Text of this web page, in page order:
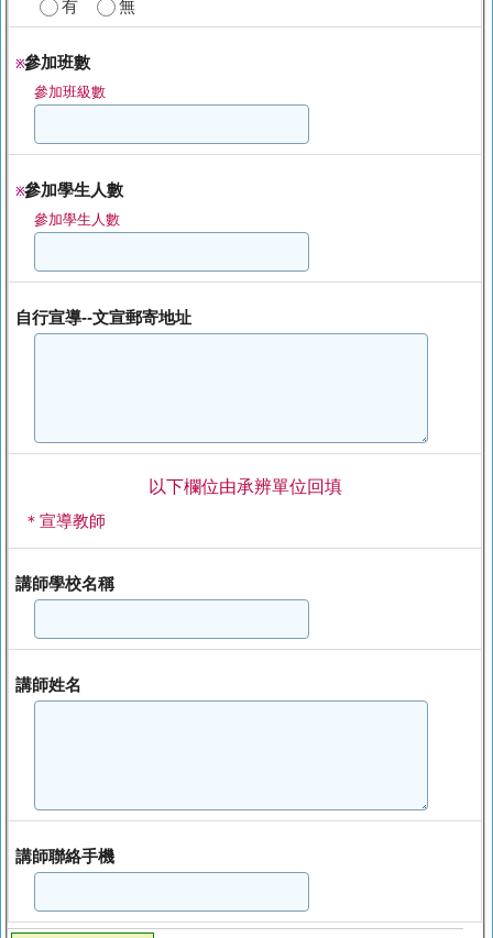
有 無
※參加班數
參加班級數
※參加學生人數
參加學生人數
自行宣導--文宣郵寄地址
以下欄位由承辨單位回填
＊宣導教師
講師學校名稱
講師姓名
講師聯絡手機